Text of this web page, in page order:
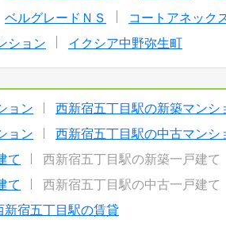
ベルグレードＮＳ コートアネック
ション イクシア中野弥生町
ョン
西新宿五丁目駅の新築マンシ
ョン
西新宿五丁目駅の中古マンシ
て
西新宿五丁目駅の新築一戸建て
て
西新宿五丁目駅の中古一戸建て
新宿五丁目駅の賃貸